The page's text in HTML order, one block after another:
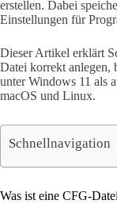
erstellen. Dabei
Einstellungen für
Dieser Artikel erklärt
Datei korrekt anlegen,
unter Windows 11 als
macOS und Linux.
Schnellnavigation
Was ist eine CFG-